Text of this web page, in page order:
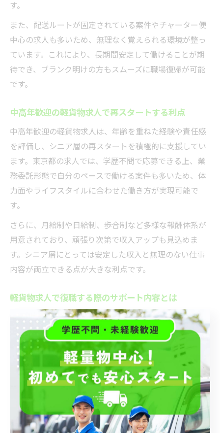
す。
また、配送ルートが固定されている案件やチャーター便
中心の求人も多いため、無理なく覚えられる環境が整っ
ています。これにより、長期間安定して働けることが期
待でき、ブランク明けの方もスムーズに職場復帰が可能
です。
中高年歓迎の軽貨物求人で再スタートする利点
中高年歓迎の軽貨物求人は、年齢を重ねた経験や責任感
を評価し、シニア層の再スタートを積極的に支援してい
ます。東京都の求人では、学歴不問で応募できる上、業
務委託形態で自分のペースで働ける案件も多いため、体
力面やライフスタイルに合わせた働き方が実現可能で
す。
さらに、月給制や日給制、歩合制など多様な報酬体系が
用意されており、頑張り次第で収入アップも見込めま
す。シニア層にとっては安定した収入と無理のない仕事
内容が両立できる点が大きな利点です。
軽貨物求人で復職する際のサポート内容とは
復職を目指す中高年向けの軽貨物求人では、研修制度や
先輩ドライバーによる同行指導が充実していることが多
いです。東京都の求人情報では、普通免許の取得サポー
トや車両の貸与、ナビゲーションシステムの導入など、
未経験者やブランクがある方にも配慮した環境が整って
います。
これらのサポートにより、安心して業務に慣れていける
だけでなく、配送ルートの効率化や安全運転のポイント